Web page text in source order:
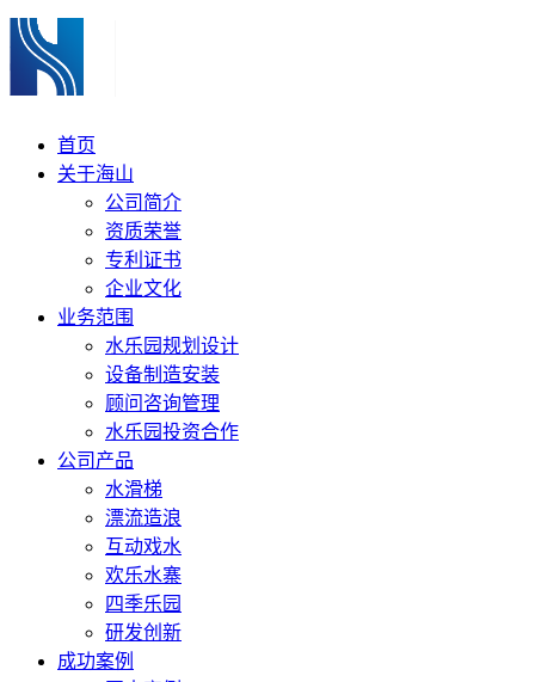
首页
关于海山
公司简介
资质荣誉
专利证书
企业文化
业务范围
水乐园规划设计
设备制造安装
顾问咨询管理
水乐园投资合作
公司产品
水滑梯
漂流造浪
互动戏水
欢乐水寨
四季乐园
研发创新
成功案例